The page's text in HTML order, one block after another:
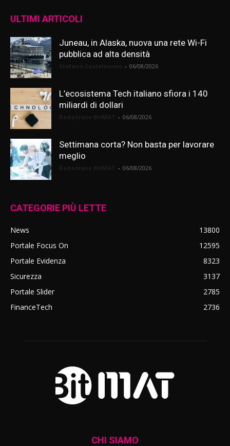
ULTIMI ARTICOLI
Juneau, in Alaska, nuova una rete Wi-Fi
pubblica ad alta densità
- 06/08/2026
L’ecosistema Tech italiano sfiora i 140
miliardi di dollari
- 06/08/2026
Settimana corta? Non basta per lavorare
meglio
- 06/08/2026
CATEGORIE PIÙ LETTE
News
13800
Portale Focus On
12595
Portale Evidenza
8323
Sicurezza
3137
Portale Slider
2785
FinanceTech
2736
CHI SIAMO